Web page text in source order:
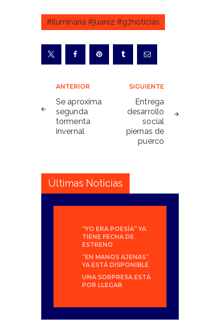
#iluminaria #juarez #g7noticias
Navegación
de
entradas
ANTERIOR
Se aproxima
segunda
tormenta
invernal
SIGUIENTE
Entrega
desarrollo
social
piernas de
puerco
Últimas Noticias
“YO ERA POESÍA” YA
TIENE FECHA DE
ESTRENO
“EN MANOS AJENAS”
YA ESTÁ DISPONIBLE
UNA SORPRESA ESTÁ
POR LLEGAR